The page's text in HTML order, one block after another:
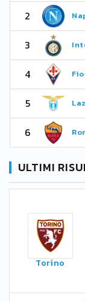
2
3
4
5
6
ULTIMI
Torino